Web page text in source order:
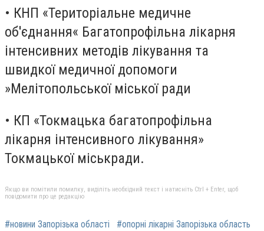
• КНП «Територіальне медичне
об'єднання« Багатопрофільна лікарня
інтенсивних методів лікування та
швидкої медичної допомоги
»Мелітопольської міської ради
• КП «Токмацька багатопрофільна
лікарня інтенсивного лікування»
Токмацької міськради.
Якщо ви помітили помилку, виділіть необхідний текст і натисніть Ctrl + Enter, щоб
повідомити про це редакцію
#новини Запорізька області #опорні лікарні Запорізька область